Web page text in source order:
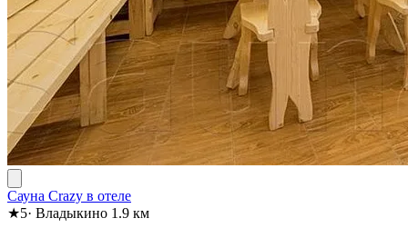
Сауна Crazy в отеле
★5· Владыкино 1.9 км